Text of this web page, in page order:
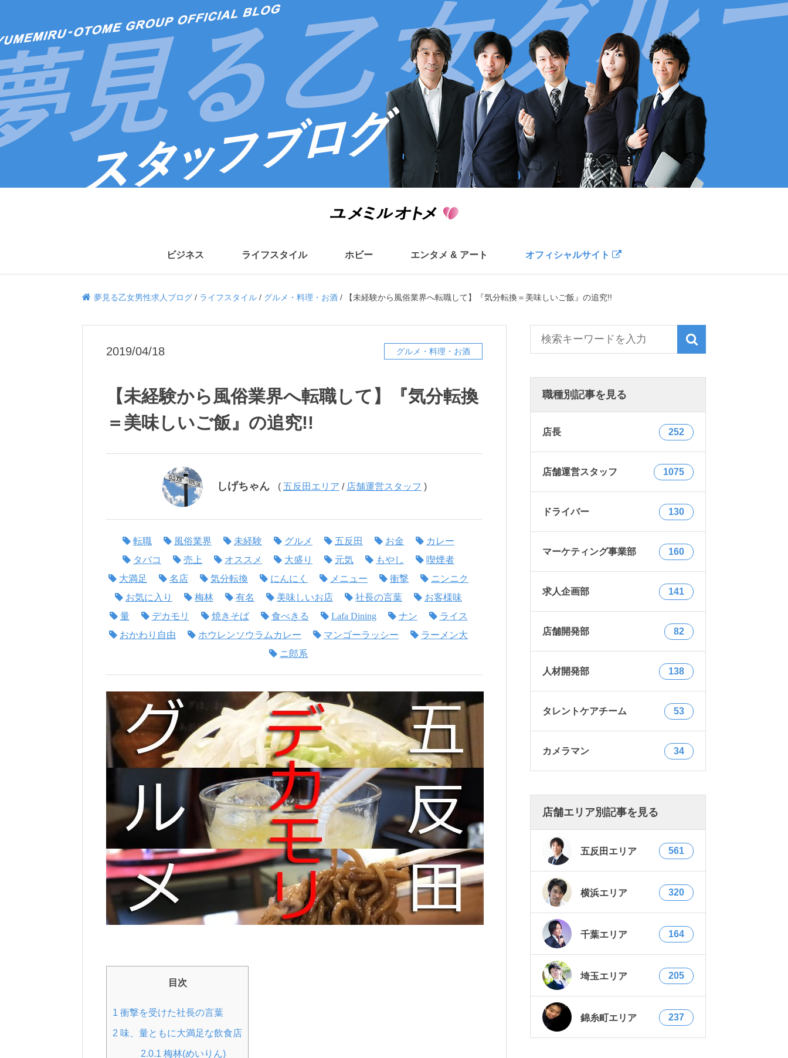
ビジネス ライフスタイル ホビー エンタメ & アート オフィシャルサイト
夢見る乙女男性求人ブログ/ ライフスタイル/ グルメ・料理・お酒/ 【未経験から風俗業界へ転職して】『気分転換＝美味しいご飯』の追究!!
2019/04/18 グルメ・料理・お酒
【未経験から風俗業界へ転職して】『気分転換
＝美味しいご飯』の追究!!
しげちゃん ( 五反田エリア / 店舗運営スタッフ )
転職 風俗業界 未経験 グルメ 五反田 お金
カレー
タバコ
売上 オススメ 大盛り 元気 もやし
喫煙者
大満足
名店 気分転換 にんにく メニュー 衝撃
ニンニク
お気に入り
梅林 有名 美味しいお店 社長の言葉
お客様味
量
デカモリ 焼きそば 食べきる Lafa Dining ナン
ライス
おかわり自由
ホウレンソウラムカレー マンゴーラッシー
ラーメン大
ニ郎系
目次
1 衝撃を受けた社長の言葉
2 味、量ともに大満足な飲食店
2.0.1 梅林(めいりん)
職種別記事を見る
店長 252
店舗運営スタッフ 1075
ドライバー 130
マーケティング事業部 160
求人企画部 141
店舗開発部 82
人材開発部 138
タレントケアチーム 53
カメラマン 34
店舗エリア別記事を見る
五反田エリア 561
横浜エリア 320
千葉エリア 164
埼玉エリア 205
錦糸町エリア 237